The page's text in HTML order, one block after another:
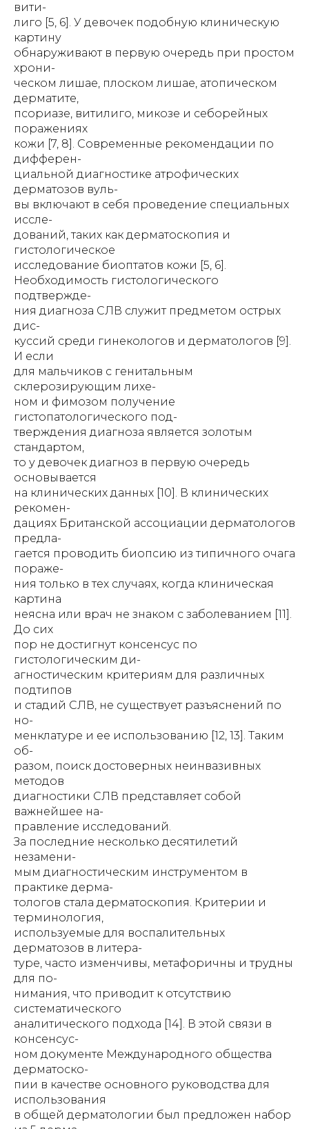
вити-
лиго [5, 6]. У девочек подобную клиническую
картину
обнаруживают в первую очередь при простом
хрони-
ческом лишае, плоском лишае, атопическом
дерматите,
псориазе, витилиго, микозе и себорейных
поражениях
кожи [7, 8]. Современные рекомендации по
дифферен-
циальной диагностике атрофических
дерматозов вуль-
вы включают в себя проведение специальных
иссле-
дований, таких как дерматоскопия и
гистологическое
исследование биоптатов кожи [5, 6].
Необходимость гистологического
подтвержде-
ния диагноза СЛВ служит предметом острых
дис-
куссий среди гинекологов и дерматологов [9].
И если
для мальчиков с генитальным
склерозирующим лихе-
ном и фимозом получение
гистопатологического под-
тверждения диагноза является золотым
стандартом,
то у девочек диагноз в первую очередь
основывается
на клинических данных [10]. В клинических
рекомен-
дациях Британской ассоциации дерматологов
предла-
гается проводить биопсию из типичного очага
пораже-
ния только в тех случаях, когда клиническая
картина
неясна или врач не знаком с заболеванием [11].
До сих
пор не достигнут консенсус по
гистологическим ди-
агностическим критериям для различных
подтипов
и стадий СЛВ, не существует разъяснений по
но-
менклатуре и ее использованию [12, 13]. Таким
об-
разом, поиск достоверных неинвазивных
методов
диагностики СЛВ представляет собой
важнейшее на-
правление исследований.
За последние несколько десятилетий
незамени-
мым диагностическим инструментом в
практике дерма-
тологов стала дерматоскопия. Критерии и
терминология,
используемые для воспалительных
дерматозов в литера-
туре, часто изменчивы, метафоричны и трудны
для по-
нимания, что приводит к отсутствию
систематического
аналитического подхода [14]. В этой связи в
консенсус-
ном документе Международного общества
дерматоско-
пии в качестве основного руководства для
использования
в общей дерматологии был предложен набор